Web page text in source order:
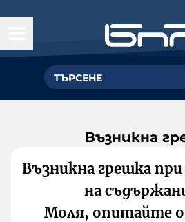
Възникна
Възникна грешка
на
Моля, опитайте